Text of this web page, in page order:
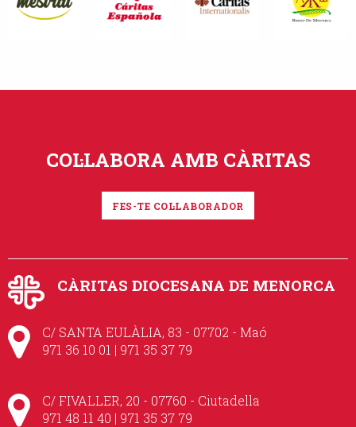
COL·LABORA AMB CÀRITAS
FES-TE COL·LABORADOR
CÀRITAS DIOCESANA DE MENORCA
C/ SANTA EULÀLIA, 83 - 07702 - Maó
971 36 10 01 | 971 35 37 79
C/ FIVALLER, 20 - 07760 - Ciutadella
971 48 11 40 | 971 35 37 79